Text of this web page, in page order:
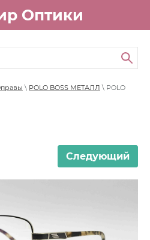
Оптики
\ POLO BOSS МЕТАЛЛ \ POLO
Следующий